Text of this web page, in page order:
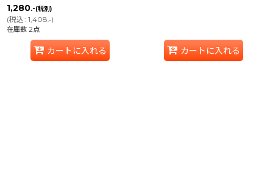
1,280.-(税別)
(税込: 1,408.-)
在庫数 2点
カートに入れる カートに入れる